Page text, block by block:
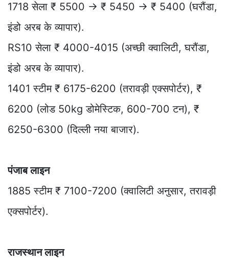
1718 सेला ₹ 5500 → ₹ 5450 → ₹ 5400 (घरौंडा,
इंडो अरब के व्यापार).
RS10 सेला ₹ 4000-4015 (अच्छी क्वालिटी, घरौंडा,
इंडो अरब के व्यापार).
1401 स्टीम ₹ 6175-6200 (तरावड़ी एक्सपोर्टर), ₹
6200 (लोड 50kg डोमेस्टिक, 600-700 टन), ₹
6250-6300 (दिल्ली नया बाजार).
पंजाब लाइन
1885 स्टीम ₹ 7100-7200 (क्वालिटी अनुसार, तरावड़ी
एक्सपोर्टर).
राजस्थान लाइन